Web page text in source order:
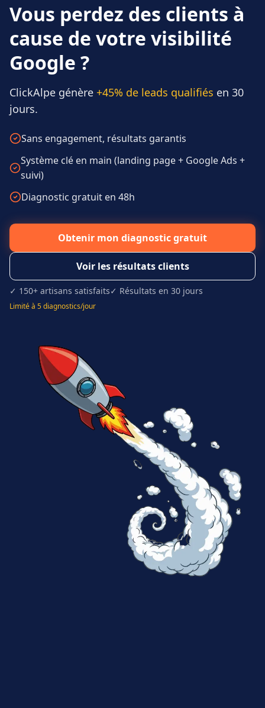
Vous perdez des clients à
cause de votre visibilité
Google ?
ClickAlpe génère +45% de leads qualifiés en 30
jours.
Sans engagement, résultats garantis
Système clé en main (landing page + Google Ads +
suivi)
Diagnostic gratuit en 48h
Obtenir mon diagnostic gratuit
Voir les résultats clients
✓ 150+ artisans satisfaits✓ Résultats en 30 jours
Limité à 5 diagnostics/jour